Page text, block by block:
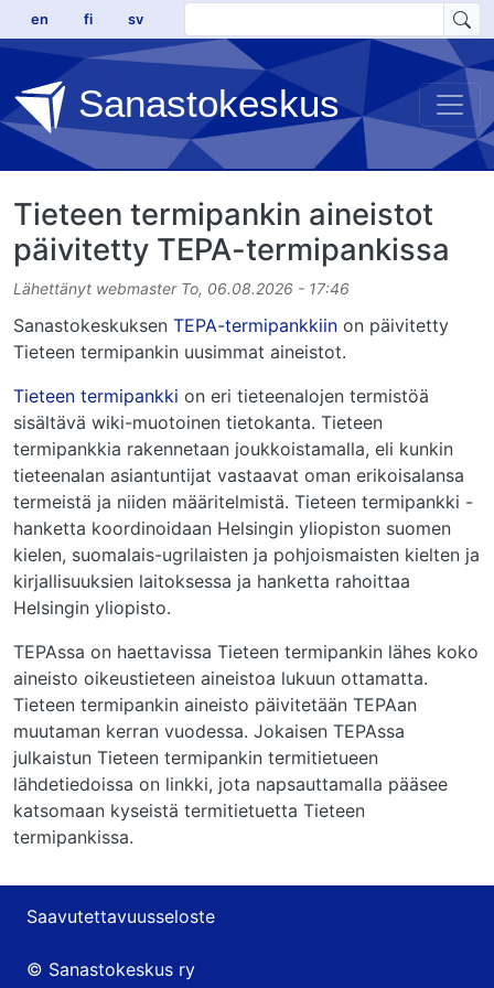
Hyppää pääsisältöön
en fi sv
Sanastokeskus
Tieteen termipankin aineistot
päivitetty TEPA-termipankissa
Lähettänyt webmaster To, 06.08.2026 - 17:46
Sanastokeskuksen TEPA-termipankkiin on päivitetty
Tieteen termipankin uusimmat aineistot.
Tieteen termipankki on eri tieteenalojen termistöä
sisältävä wiki-muotoinen tietokanta. Tieteen
termipankkia rakennetaan joukkoistamalla, eli kunkin
tieteenalan asiantuntijat vastaavat oman erikoisalansa
termeistä ja niiden määritelmistä. Tieteen termipankki -
hanketta koordinoidaan Helsingin yliopiston suomen
kielen, suomalais-ugrilaisten ja pohjoismaisten kielten ja
kirjallisuuksien laitoksessa ja hanketta rahoittaa
Helsingin yliopisto.
TEPAssa on haettavissa Tieteen termipankin lähes koko
aineisto oikeustieteen aineistoa lukuun ottamatta.
Tieteen termipankin aineisto päivitetään TEPAan
muutaman kerran vuodessa. Jokaisen TEPAssa
julkaistun Tieteen termipankin termitietueen
lähdetiedoissa on linkki, jota napsauttamalla pääsee
katsomaan kyseistä termitietuetta Tieteen
termipankissa.
Saavutettavuusseloste
© Sanastokeskus ry